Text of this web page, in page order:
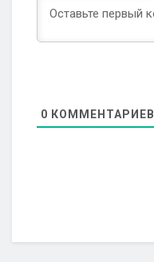
0 КОММЕНТАРИЕВ